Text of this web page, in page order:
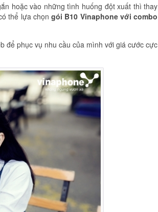
hoặc vào những tình huống đột xuất thì thay
thể lựa chọngói B10 Vinaphone với combo
để phục vụ nhu cầu của mình với giá cước cực